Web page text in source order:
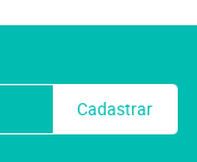
Cadastrar